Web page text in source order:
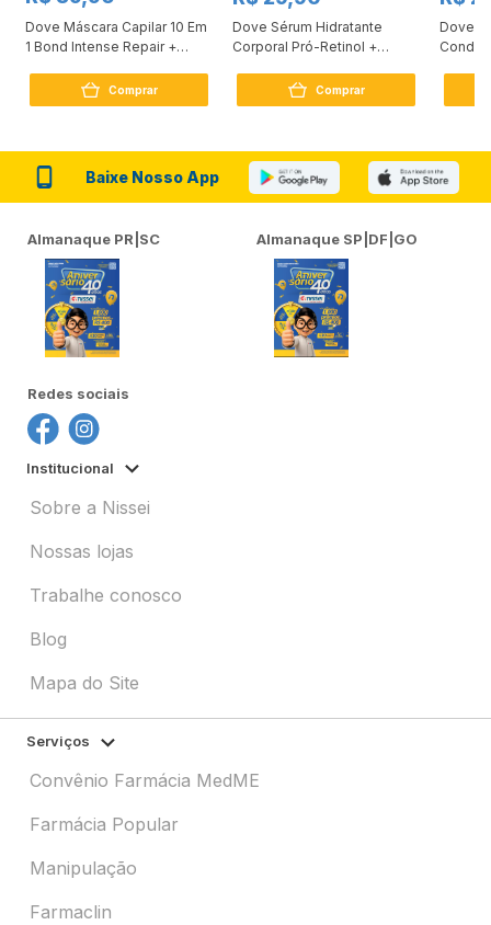
Dove Máscara Capilar 10 Em
1 Bond Intense Repair +
Comprar
Dove Sérum Hidratante
Corporal Pró-Retinol +
Comprar
Dove
Baixe Nosso App
Almanaque PR|SC Almanaque SP|DF|GO
Redes sociais
Institucional
Sobre a Nissei
Nossas lojas
Trabalhe conosco
Blog
Mapa do Site
Serviços
Convênio Farmácia MedME
Farmácia Popular
Manipulação
Farmaclin